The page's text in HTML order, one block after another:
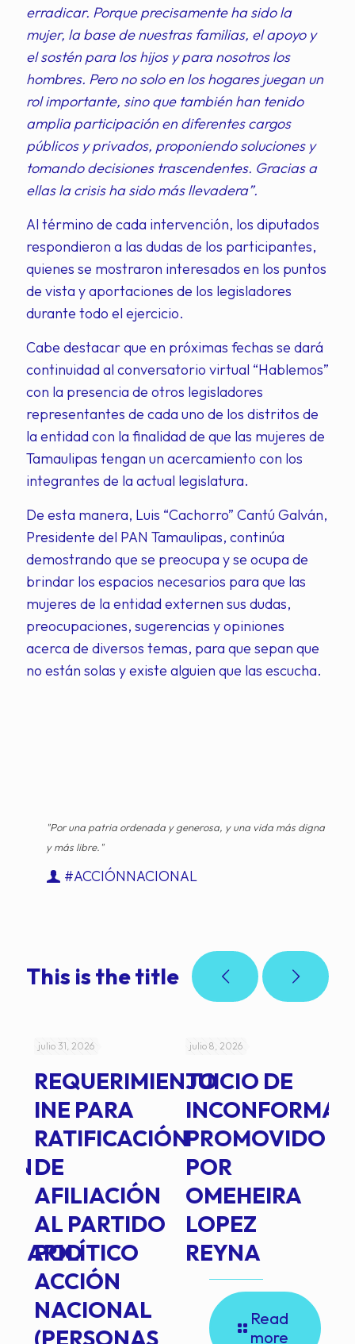
erradicar. Porque precisamente ha sido la
mujer, la base de nuestras familias, el apoyo y
el sostén para los hijos y para nosotros los
hombres. Pero no solo en los hogares juegan un
rol importante, sino que también han tenido
amplia participación en diferentes cargos
públicos y privados, proponiendo soluciones y
tomando decisiones trascendentes. Gracias a
ellas la crisis ha sido más llevadera”.
Al término de cada intervención, los diputados
respondieron a las dudas de los participantes,
quienes se mostraron interesados en los puntos
de vista y aportaciones de los legisladores
durante todo el ejercicio.
Cabe destacar que en próximas fechas se dará
continuidad al conversatorio virtual “Hablemos”
con la presencia de otros legisladores
representantes de cada uno de los distritos de
la entidad con la finalidad de que las mujeres de
Tamaulipas tengan un acercamiento con los
integrantes de la actual legislatura.
De esta manera, Luis “Cachorro” Cantú Galván,
Presidente del PAN Tamaulipas, continúa
demostrando que se preocupa y se ocupa de
brindar los espacios necesarios para que las
mujeres de la entidad externen sus dudas,
preocupaciones, sugerencias y opiniones
acerca de diversos temas, para que sepan que
no están solas y existe alguien que las escucha.
"Por una patria ordenada y generosa, y una vida más digna
y más libre."
#ACCIÓNNACIONAL
This is the title
julio 31, 2026
REQUERIMIENTO
INE PARA
RATIFICACIÓN
DE
AFILIACIÓN
AL PARTIDO
POLÍTICO
ACCIÓN
NACIONAL
(PERSONAS
julio 8, 2026
JUICIO DE
INCONFORMAD
PROMOVIDO
POR
OMEHEIRA
LOPEZ
REYNA
Read
more